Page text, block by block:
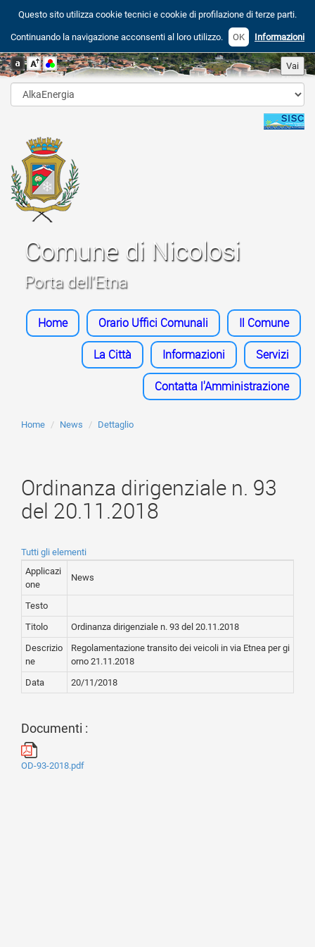
Questo sito utilizza cookie tecnici e cookie di profilazione di terze parti.
Continuando la navigazione acconsenti al loro utilizzo. OK Informazioni
Comune di Nicolosi
Porta dell'Etna
Home Orario Uffici Comunali Il Comune
La Città Informazioni Servizi
Contatta l'Amministrazione
Home News Dettaglio
Ordinanza dirigenziale n. 93
del 20.11.2018
Tutti gli elementi
Applicazi
one
News
Testo
Titolo
Ordinanza dirigenziale n. 93 del 20.11.2018
Descrizio
ne
Regolamentazione transito dei veicoli in via Etnea per gi
orno 21.11.2018
Data
20/11/2018
Documenti :
OD-93-2018.pdf